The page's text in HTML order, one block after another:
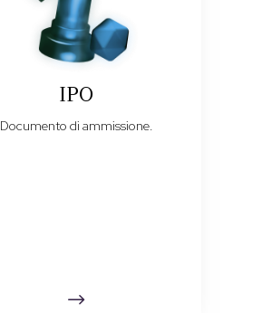
IPO
Documento di ammissione.
$